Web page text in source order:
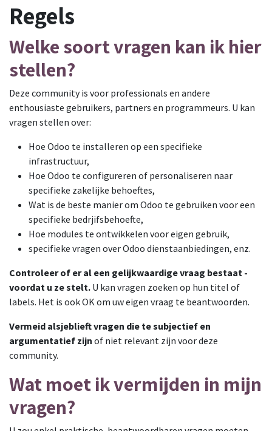
Regels
Welke soort vragen kan ik hier
stellen?
Deze community is voor professionals en andere
enthousiaste gebruikers, partners en programmeurs. U kan
vragen stellen over:
Hoe Odoo te installeren op een specifieke
infrastructuur,
Hoe Odoo te configureren of personaliseren naar
specifieke zakelijke behoeftes,
Wat is de beste manier om Odoo te gebruiken voor een
specifieke bedrjifsbehoefte,
Hoe modules te ontwikkelen voor eigen gebruik,
specifieke vragen over Odoo dienstaanbiedingen, enz.
Controleer of er al een gelijkwaardige vraag bestaat -
voordat u ze stelt. U kan vragen zoeken op hun titel of
labels. Het is ook OK om uw eigen vraag te beantwoorden.
Vermeid alsjeblieft vragen die te subjectief en
argumentatief zijn of niet relevant zijn voor deze
community.
Wat moet ik vermijden in mijn
vragen?